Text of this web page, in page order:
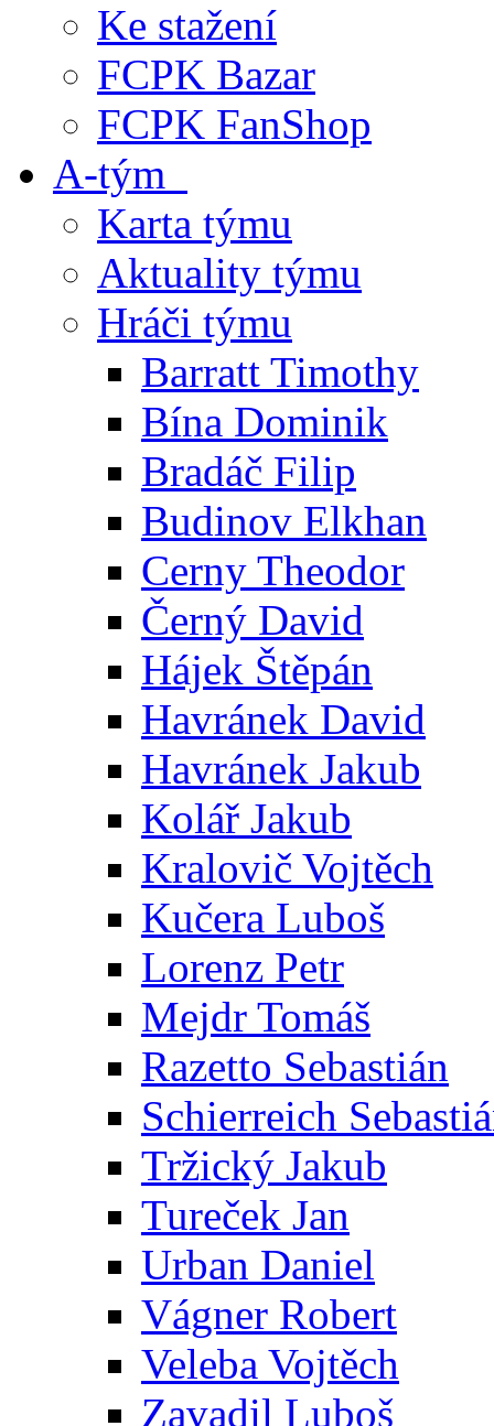
Ke stažení
FCPK Bazar
FCPK FanShop
A-tým
Karta týmu
Aktuality týmu
Hráči týmu
Barratt Timothy
Bína Dominik
Bradáč Filip
Budinov Elkhan
Cerny Theodor
Černý David
Hájek Štěpán
Havránek David
Havránek Jakub
Kolář Jakub
Kralovič Vojtěch
Kučera Luboš
Lorenz Petr
Mejdr Tomáš
Razetto Sebastián
Schierreich
Tržický Jakub
Tureček Jan
Urban Daniel
Vágner Robert
Veleba Vojtěch
Zavadil Luboš